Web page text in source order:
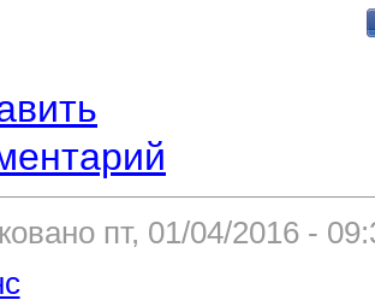
пт, 01/04/2016 -